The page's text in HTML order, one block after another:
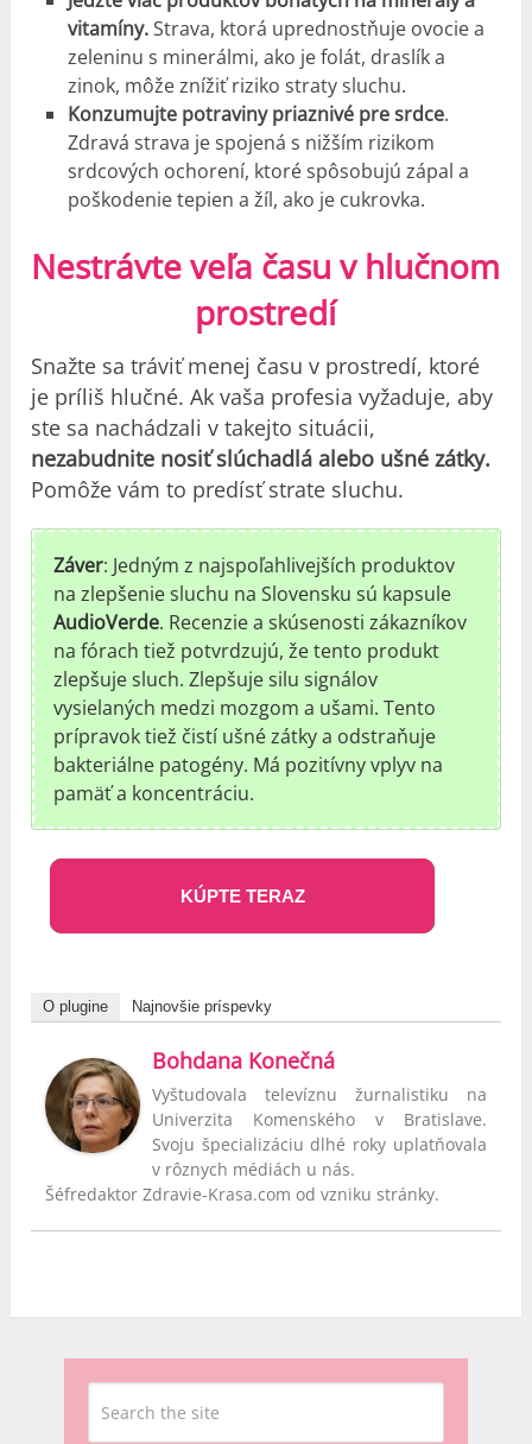
vitamíny.Strava, ktorá uprednostňuje ovocie a
zeleninu s minerálmi, ako je folát, draslík a
zinok, môže znížiť riziko straty sluchu.
Konzumujte potraviny priaznivé pre srdce.
Zdravá strava je spojená s nižším rizikom
srdcových ochorení, ktoré spôsobujú zápal a
poškodenie tepien a žíl, ako je cukrovka.
Nestrávte veľa času v hlučnom
prostredí
Snažte sa tráviť menej času v prostredí, ktoré
je príliš hlučné. Ak vaša profesia vyžaduje, aby
ste sa nachádzali v takejto situácii,
nezabudnite nosiť slúchadlá alebo ušné zátky.
Pomôže vám to predísť strate sluchu.
Záver: Jedným z najspoľahlivejších produktov
na zlepšenie sluchu na Slovensku sú kapsule
AudioVerde. Recenzie a skúsenosti zákazníkov
na fórach tiež potvrdzujú, že tento produkt
zlepšuje sluch. Zlepšuje silu signálov
vysielaných medzi mozgom a ušami. Tento
prípravok tiež čistí ušné zátky a odstraňuje
bakteriálne patogény. Má pozitívny vplyv na
pamäť a koncentráciu.
KÚPTE TERAZ
O plugine Najnovšie príspevky
Bohdana Konečná
Vyštudovala televíznu žurnalistiku na
Univerzita Komenského v Bratislave.
Svoju špecializáciu dlhé roky uplatňovala
v rôznych médiách u nás.
Šéfredaktor Zdravie-Krasa.com od vzniku stránky.